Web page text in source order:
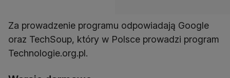
Za prowadzenie programu odpowiadają Google
oraz TechSoup, który w Polsce prowadzi program
Technologie.org.pl.